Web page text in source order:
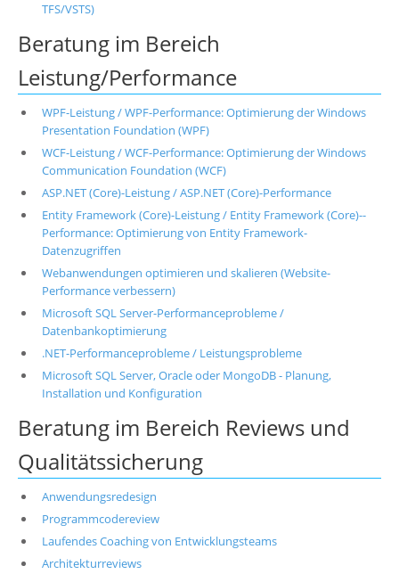
TFS/VSTS)
Beratung im Bereich
Leistung/Performance
WPF-Leistung / WPF-Performance: Optimierung der Windows
Presentation Foundation (WPF)
WCF-Leistung / WCF-Performance: Optimierung der Windows
Communication Foundation (WCF)
ASP.NET (Core)-Leistung / ASP.NET (Core)-Performance
Entity Framework (Core)-Leistung / Entity Framework (Core)--
Performance: Optimierung von Entity Framework-
Datenzugriffen
Webanwendungen optimieren und skalieren (Website-
Performance verbessern)
Microsoft SQL Server-Performanceprobleme /
Datenbankoptimierung
.NET-Performanceprobleme / Leistungsprobleme
Microsoft SQL Server, Oracle oder MongoDB - Planung,
Installation und Konfiguration
Beratung im Bereich Reviews und
Qualitätssicherung
Anwendungsredesign
Programmcodereview
Laufendes Coaching von Entwicklungsteams
Architekturreviews